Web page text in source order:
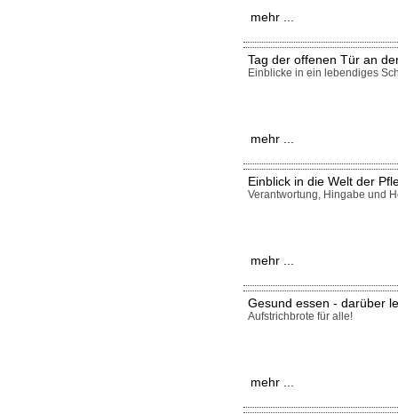
mehr ...
Tag der offenen Tür an
Einblicke in ein lebendiges
mehr ...
Einblick in die Welt der
Verantwortung, Hingabe und
mehr ...
Gesund essen - darüber
Aufstrichbrote für alle!
mehr ...